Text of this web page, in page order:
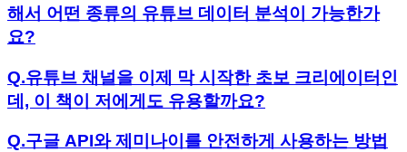
해서 어떤 종류의 유튜브 데이터 분석이 가능한가
요?
Q.유튜브 채널을 이제 막 시작한 초보 크리에이터인
데, 이 책이 저에게도 유용할까요?
Q.구글 API와 제미나이를 안전하게 사용하는 방법